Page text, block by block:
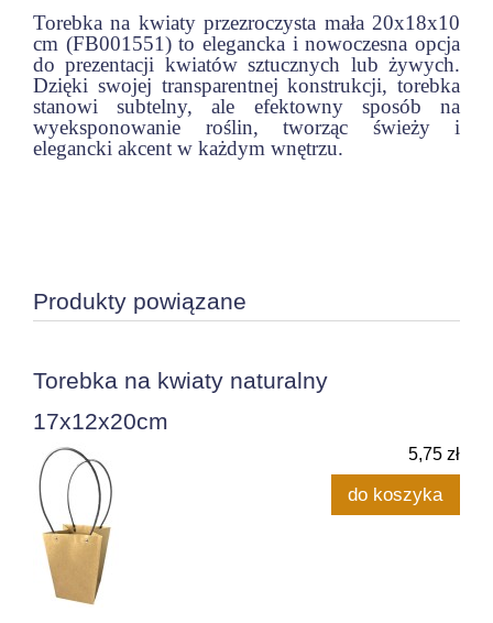
Torebka na kwiaty przezroczysta mała 20x18x10
cm (FB001551) to elegancka i nowoczesna opcja
do prezentacji kwiatów sztucznych lub żywych.
Dzięki swojej transparentnej konstrukcji, torebka
stanowi subtelny, ale efektowny sposób na
wyeksponowanie roślin, tworząc świeży i
elegancki akcent w każdym wnętrzu.
Produkty powiązane
Torebka na kwiaty naturalny
17x12x20cm
5,75 zł
do koszyka